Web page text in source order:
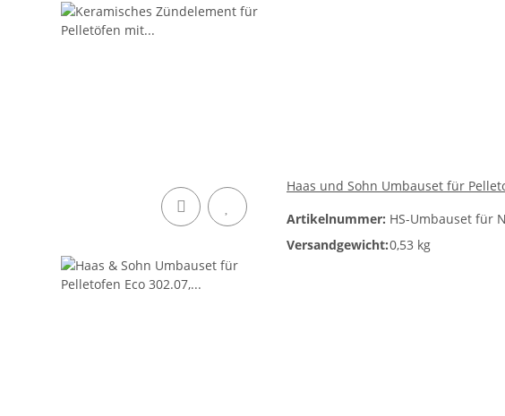
Haas und Sohn Umbauset für
Artikelnummer: HS-Umbauset für
Versandgewicht:0,53 kg